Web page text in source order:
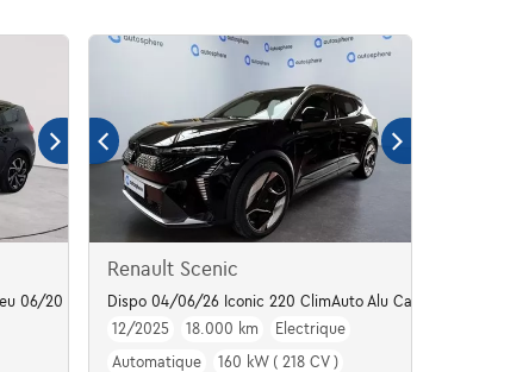
06/20 90493km
Renault Scenic
Dispo 04/06/26 Iconic 220 ClimAuto Alu Camera Gps
12/2025
18.000 km
Electrique
Automatique
160 kW ( 218 CV )